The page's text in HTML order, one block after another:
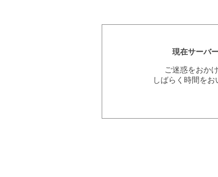
現在サーバ
ご迷惑をおか
しばらく時間を